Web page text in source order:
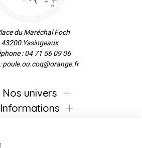
du Maréchal Foch
43200 Yssingeaux
: 04 71 56 09 06
poule.ou.coq@orange.fr
Nos univers
Informations